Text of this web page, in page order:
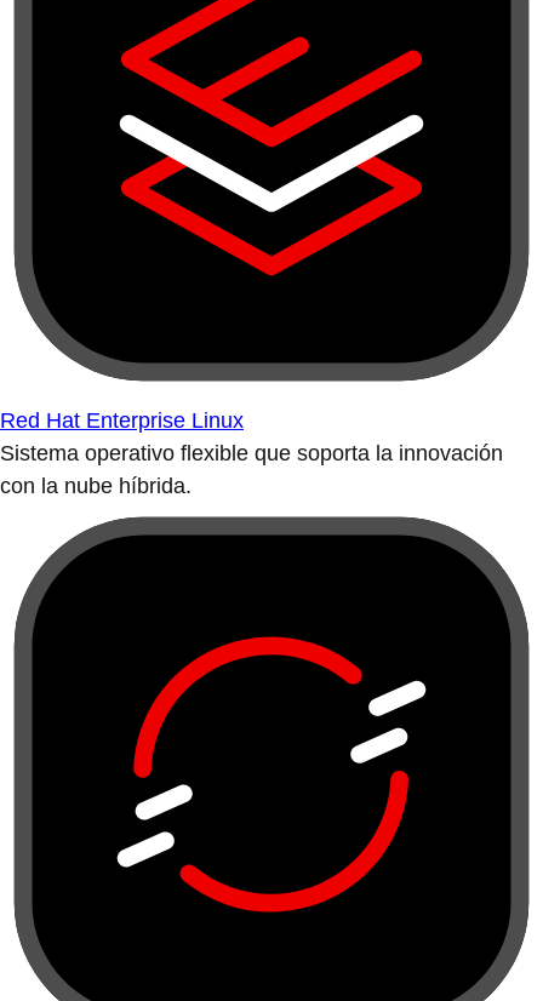
Red Hat Enterprise Linux
Sistema operativo flexible que soporta la innovación
con la nube híbrida.